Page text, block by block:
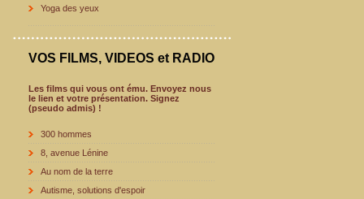
Yoga des yeux
VOS FILMS, VIDEOS et RADIO
Les films qui vous ont ému. Envoyez nous
le lien et votre présentation. Signez
(pseudo admis) !
300 hommes
8, avenue Lénine
Au nom de la terre
Autisme, solutions d'espoir